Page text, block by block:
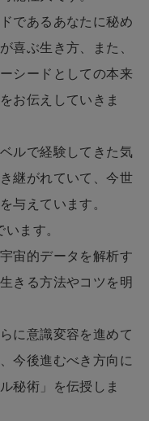
であるあなたに秘め
喜ぶ生き方、また、
シードとしての本来
お伝えしていきま
ルで経験してきた気
継がれていて、今世
与えています。
ます。
宙的データを解析す
きる方法やコツを明
に意識変容を進めて
今後進むべき方向に
秘術」を伝授しま